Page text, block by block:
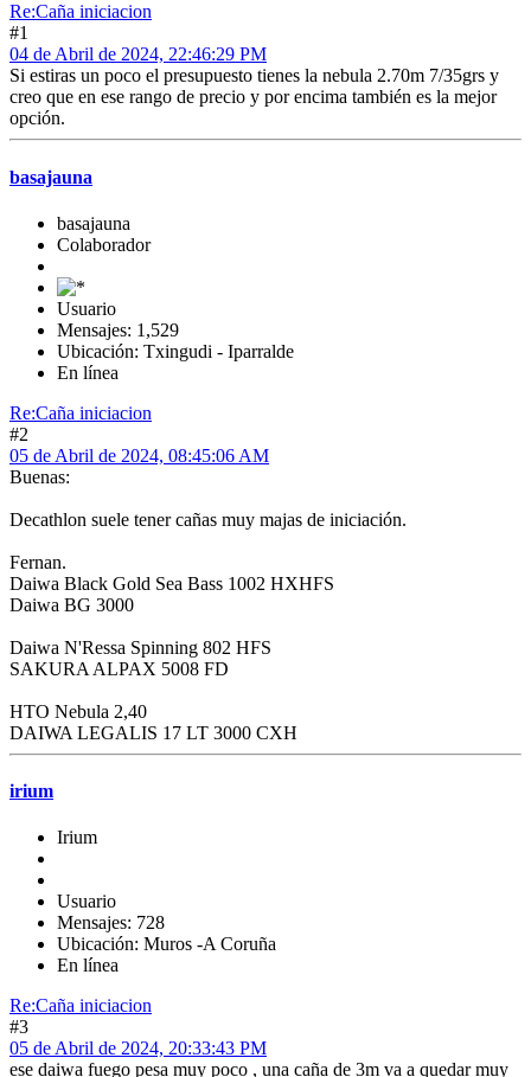
Re:Caña iniciacion
#1
04 de Abril de 2024, 22:46:29 PM
Si estiras un poco el presupuesto tienes la nebula 2.70m 7/35grs y
creo que en ese rango de precio y por encima también es la mejor
opción.
basajauna
basajauna
Colaborador
Usuario
Mensajes: 1,529
Ubicación: Txingudi - Iparralde
En línea
Re:Caña iniciacion
#2
05 de Abril de 2024, 08:45:06 AM
Buenas:
Decathlon suele tener cañas muy majas de iniciación.
Fernan.
Daiwa Black Gold Sea Bass 1002 HXHFS
Daiwa BG 3000
Daiwa N'Ressa Spinning 802 HFS
SAKURA ALPAX 5008 FD
HTO Nebula 2,40
DAIWA LEGALIS 17 LT 3000 CXH
irium
Irium
Usuario
Mensajes: 728
Ubicación: Muros -A Coruña
En línea
Re:Caña iniciacion
#3
05 de Abril de 2024, 20:33:43 PM
ese daiwa fuego pesa muy poco , una caña de 3m va a quedar muy